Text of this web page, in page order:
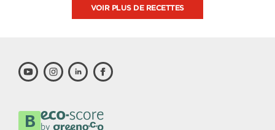
VOIR PLUS DE RECETTES